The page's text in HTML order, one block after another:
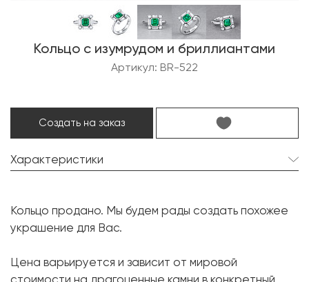
Кольцо с изумрудом и бриллиантами
Артикул: BR-522
Создать на заказ
Характеристики
Форма огранки:
Октагон
Форма огранки:
Кольцо продано. Мы будем рады создать похожее
украшение для Вас.
Цена варьируется и зависит от мировой